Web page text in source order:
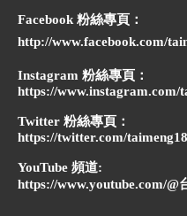
Facebook 粉絲專頁：
http://www.facebook.com/
Instagram 粉絲專頁：
https://www.instagram.com/
Twitter 粉絲專頁：
https://twitter.com/taimeng18
YouTube 頻道:
https://www.youtube.com/@